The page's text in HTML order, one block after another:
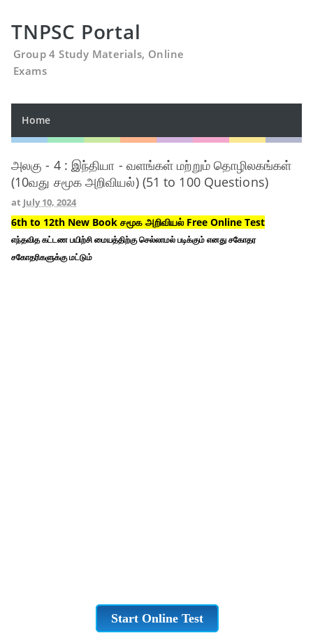
TNPSC Portal
Group 4 Study Materials, Online
Exams
Home
அலகு - 4 : இந்தியா - வளங்கள் மற்றும் தொழிலகங்கள்
(10வது சமூக அறிவியல்) (51 to 100 Questions)
at July 10, 2024
6th to 12th New Book சமூக அறிவியல் Free Online Test
எந்தவித கட்டண பயிற்சி மையத்திற்கு செல்லாமல் படிக்கும் எனது சகோதர
சகோதரிகளுக்கு மட்டும்
Start Online Test